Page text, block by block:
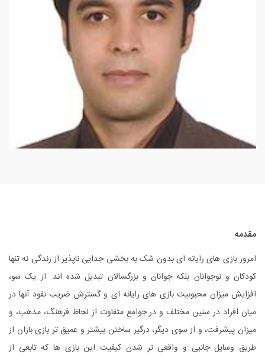
مقدمه
امروز بازی های رایانه ای بدون شک به بخشی جدایی ناپذیر از زندگی نه تنها
کودکان و نوجوانان بلکه جوانان و بزرگسالان تبدیل شده اند. از یک سو،
افزایش میزان محبوبیت بازی های رایانه ای و گسترش ضریب نفود آنها در
میان افراد در سنین مختلف و در جوامع متفاوت از لحاظ فرهنگ، مذهب، و
میزان پیشرفت، و از سوی دیگر، درگیر ساختن بیشتر و عمیق تر بازی بازان از
طریق وسایل جانبی و واقعی تر شدن کیفیت این بازی ها که تابعی از